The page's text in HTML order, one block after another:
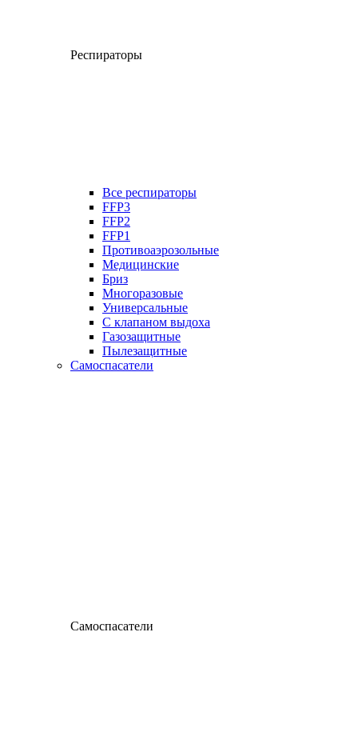
Респираторы
Все респираторы
FFP3
FFP2
FFP1
Противоаэрозольные
Медицинские
Бриз
Многоразовые
Универсальные
С клапаном выдоха
Газозащитные
Пылезащитные
Самоспасатели
Самоспасатели